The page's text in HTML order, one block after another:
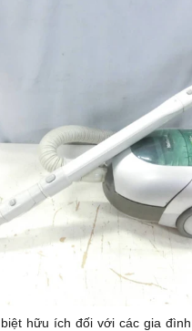
hữu ích đối với các gia